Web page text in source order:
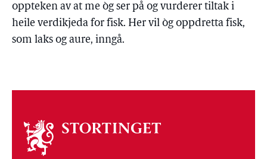
oppteken av at me òg ser på og vurderer tiltak i
heile verdikjeda for fisk. Her vil òg oppdretta fisk,
som laks og aure, inngå.
Om
stortinget